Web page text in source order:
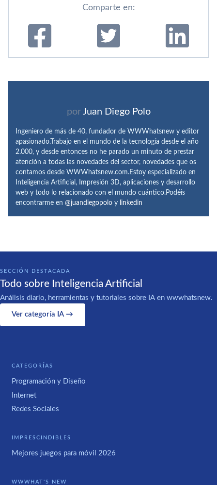
Comparte en:
por Juan Diego Polo
Ingeniero de más de 40, fundador de WWWhatsnew y editor
apasionado.Trabajo en el mundo de la tecnología desde el año
2.000, y desde entonces no he parado un minuto de prestar
atención a todas las novedades del sector, novedades que os
contamos desde WWWhatsnew.com.Estoy especializado en
Inteligencia Artificial, Impresión 3D, aplicaciones y desarrollo
web y todo lo relacionado con el mundo cuántico.Podéis
encontrarme en @juandiegopolo y linkedin
SECCIÓN DESTACADA
Todo sobre Inteligencia Artificial
Análisis diario, herramientas y tutoriales sobre IA en wwwhatsnew.
Ver categoría IA →
CATEGORÍAS
Programación y Diseño
Internet
Redes Sociales
IMPRESCINDIBLES
Mejores juegos para móvil 2026
WWWHAT'S NEW